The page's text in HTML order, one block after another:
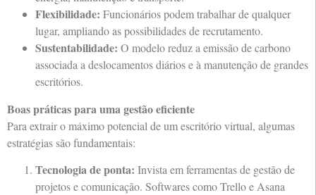
Flexibilidade: Funcionários podem trabalhar de qualquer
lugar, ampliando as possibilidades de recrutamento.
Sustentabilidade: O modelo reduz a emissão de carbono
associada a deslocamentos diários e à manutenção de grandes
escritórios.
Boas práticas para uma gestão eficiente
Para extrair o máximo potencial de um escritório virtual, algumas
estratégias são fundamentais:
Tecnologia de ponta: Invista em ferramentas de gestão de
projetos e comunicação. Softwares como Trello e Asana